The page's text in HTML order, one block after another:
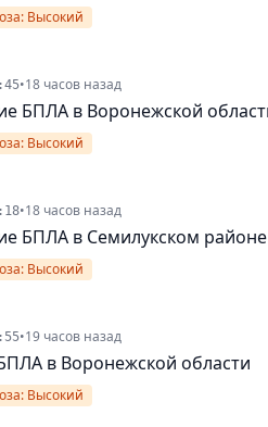
Высокий
•18 часов назад
БПЛА в Воронежской
Высокий
•18 часов назад
БПЛА в Семилукском районе
Высокий
•19 часов назад
в Воронежской области
Высокий